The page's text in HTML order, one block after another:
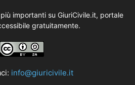
importanti su GiuriCivile.it, portale
gratuitamente.
info@giuricivile.it